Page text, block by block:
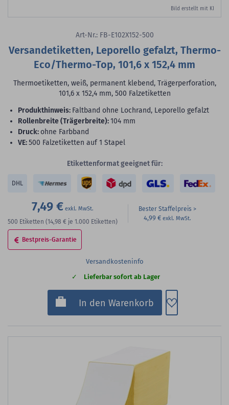
Bild erstellt mit KI
Art-Nr.: FB-E102X152-500
Versandetiketten, Leporello gefalzt, Thermo-
Eco/Thermo-Top, 101,6 x 152,4 mm
Thermoetiketten, weiß, permanent klebend, Trägerperforation,
101,6 x 152,4 mm, 500 Falzetiketten
Produkthinweis: Faltband ohne Lochrand, Leporello gefalzt
Rollenbreite (Trägerbreite):104 mm
Druck: ohne Farbband
VE:500 Falzetiketten auf 1 Stapel
Etikettenformat geeignet für:
DHL
7,49 €
500 Etiketten (14,98 € je 1.000 Etiketten)
Bester Staffelpreis
4,99 €
Bestpreis-Garantie
Versandkosteninfo
Lieferbar sofort ab Lager
In den Warenkorb Zum